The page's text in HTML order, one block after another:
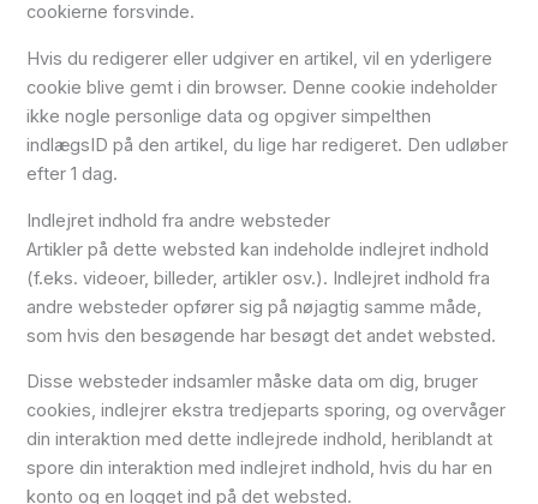
cookierne forsvinde.
Hvis du redigerer eller udgiver en artikel, vil en yderligere
cookie blive gemt i din browser. Denne cookie indeholder
ikke nogle personlige data og opgiver simpelthen
indlægsID på den artikel, du lige har redigeret. Den udløber
efter 1 dag.
Indlejret indhold fra andre websteder
Artikler på dette websted kan indeholde indlejret indhold
(f.eks. videoer, billeder, artikler osv.). Indlejret indhold fra
andre websteder opfører sig på nøjagtig samme måde,
som hvis den besøgende har besøgt det andet websted.
Disse websteder indsamler måske data om dig, bruger
cookies, indlejrer ekstra tredjeparts sporing, og overvåger
din interaktion med dette indlejrede indhold, heriblandt at
spore din interaktion med indlejret indhold, hvis du har en
konto og en logget ind på det websted.